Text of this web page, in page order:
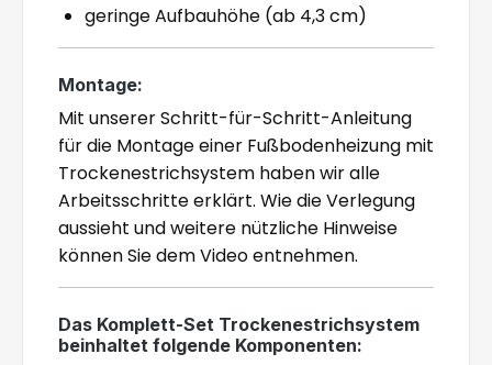
geringe Aufbauhöhe (ab 4,3 cm)
Montage:
Mit unserer Schritt-für-Schritt-Anleitung
für die Montage einer Fußbodenheizung mit
Trockenestrichsystem haben wir alle
Arbeitsschritte erklärt. Wie die Verlegung
aussieht und weitere nützliche Hinweise
können Sie dem Video entnehmen.
Das Komplett-Set Trockenestrichsystem
beinhaltet folgende Komponenten: